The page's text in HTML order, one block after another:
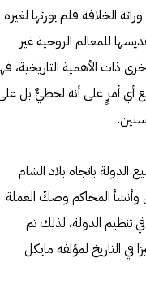
الخلافة فلم يورثها لغيره
للمعالم الروحية غير
ذات الأهمية التاريخية،
مع أي أمرٍ على أنه لحظيٌّ بل
الدولة باتجاه بلاد الشام
وأنشأ المحاكم وصكّ العملة
تنظيم الدولة، لذلك تم
100 شخصيةٍ تأثيرَا في التاريخ لمؤلفه مايكل